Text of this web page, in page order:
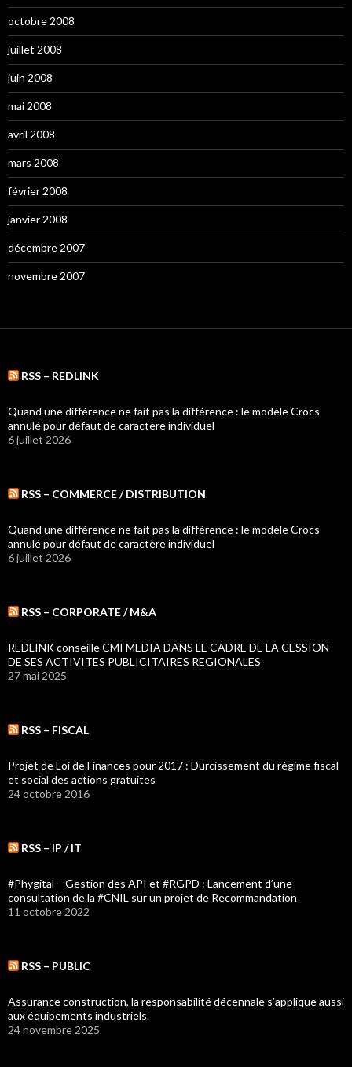
octobre 2008
juillet 2008
juin 2008
mai 2008
avril 2008
mars 2008
février 2008
janvier 2008
décembre 2007
novembre 2007
RSS – REDLINK
Quand une différence ne fait pas la différence : le modèle Crocs
annulé pour défaut de caractère individuel
6 juillet 2026
RSS – COMMERCE / DISTRIBUTION
Quand une différence ne fait pas la différence : le modèle Crocs
annulé pour défaut de caractère individuel
6 juillet 2026
RSS – CORPORATE / M&A
REDLINK conseille CMI MEDIA DANS LE CADRE DE LA CESSION
DE SES ACTIVITES PUBLICITAIRES REGIONALES
27 mai 2025
RSS – FISCAL
Projet de Loi de Finances pour 2017 : Durcissement du régime fiscal
et social des actions gratuites
24 octobre 2016
RSS – IP / IT
#Phygital – Gestion des API et #RGPD : Lancement d’une
consultation de la #CNIL sur un projet de Recommandation
11 octobre 2022
RSS – PUBLIC
Assurance construction, la responsabilité décennale s’applique aussi
aux équipements industriels.
24 novembre 2025